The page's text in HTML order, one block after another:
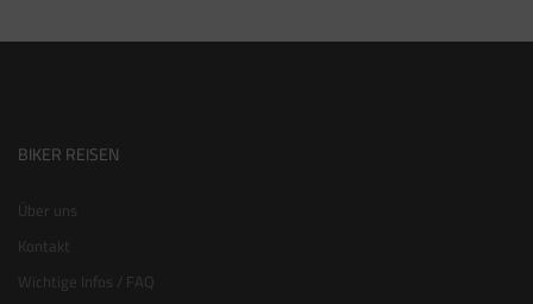
BIKER REISEN
Über uns
Kontakt
Wichtige Infos / FAQ